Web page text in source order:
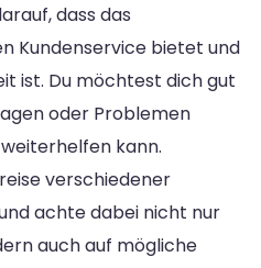
dass das
Kundenservice bietet und
ist. Du möchtest dich gut
oder Problemen
kann.
verschiedener
achte dabei nicht nur
auch auf mögliche